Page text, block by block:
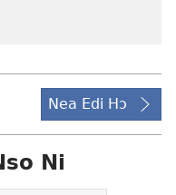
Nea Edi Hɔ
Ni